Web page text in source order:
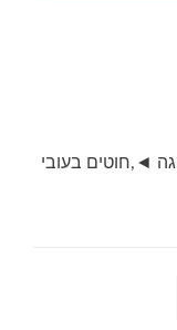
◄
,חוטים בעובי